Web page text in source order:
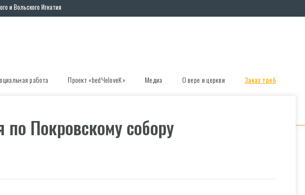
и Вольского Игнатия
работа Проект «bedЧеloveК» Медиа О вере и церкви Заказ треб
по Покровскому собору